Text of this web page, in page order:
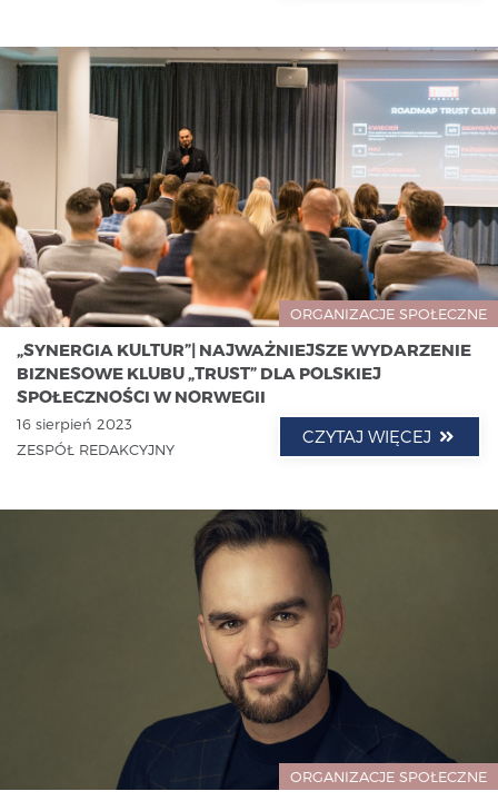
ORGANIZACJE SPOŁECZNE
„SYNERGIA KULTUR”| NAJWAŻNIEJSZE WYDARZENIE
BIZNESOWE KLUBU ​„TRUST” DLA POLSKIEJ
SPOŁECZNOŚCI W NORWEGII
16 sierpień 2023
ZESPÓŁ REDAKCYJNY
CZYTAJ WIĘCEJ
ORGANIZACJE SPOŁECZNE